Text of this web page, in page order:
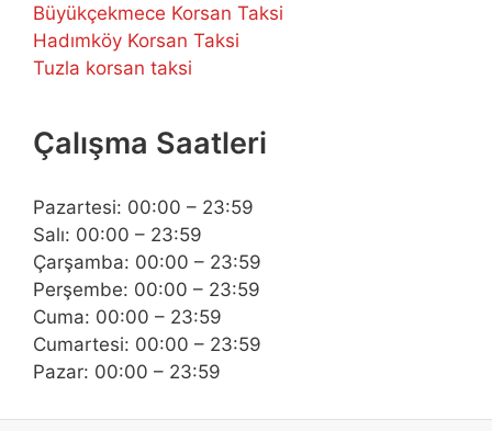
Büyükçekmece Korsan Taksi
Hadımköy Korsan Taksi
Tuzla korsan taksi
Çalışma Saatleri
Pazartesi: 00:00 – 23:59
Salı: 00:00 – 23:59
Çarşamba: 00:00 – 23:59
Perşembe: 00:00 – 23:59
Cuma: 00:00 – 23:59
Cumartesi: 00:00 – 23:59
Pazar: 00:00 – 23:59